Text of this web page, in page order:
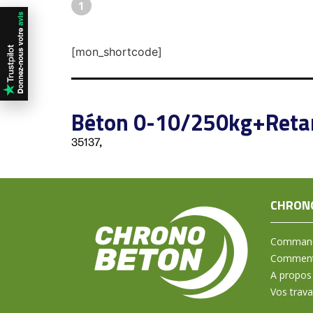
1
[mon_shortcode]
Béton 0-10/
35137,
A propos
Vos